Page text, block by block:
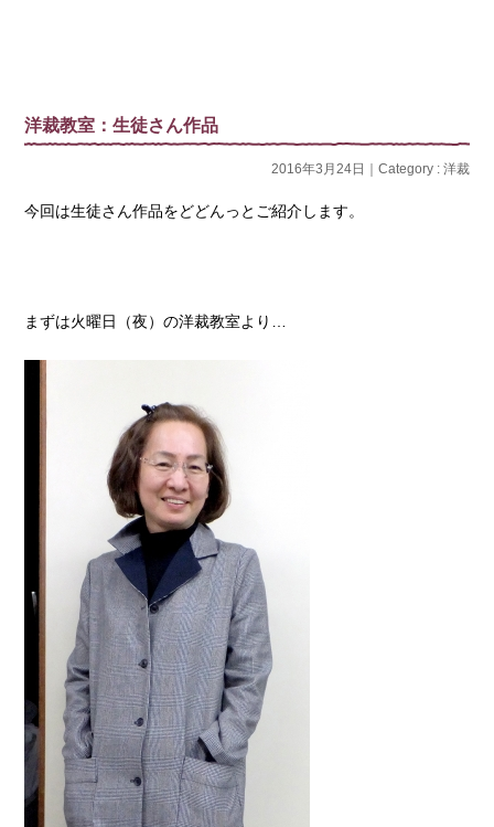
洋裁教室：生徒さん作品
2016年3月24日｜Category : 洋裁
今回は生徒さん作品をどどんっとご紹介します。
まずは火曜日（夜）の洋裁教室より…